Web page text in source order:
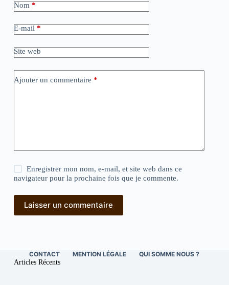
Nom *
E-mail *
Site web
Ajouter un commentaire *
Enregistrer mon nom, e-mail, et site web dans ce
navigateur pour la prochaine fois que je commente.
Laisser un commentaire
CONTACT MENTION LÉGALE QUI SOMME NOUS ?
Articles Récents